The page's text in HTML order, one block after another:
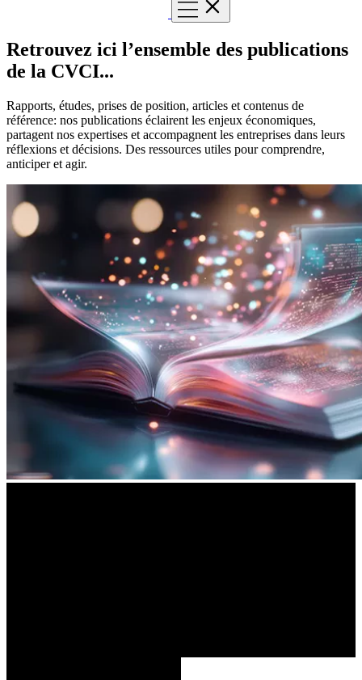
Retrouvez ici l’ensemble des publications
de la CVCI...
Rapports, études, prises de position, articles et contenus de
référence: nos publications éclairent les enjeux économiques,
partagent nos expertises et accompagnent les entreprises dans leurs
réflexions et décisions. Des ressources utiles pour comprendre,
anticiper et agir.